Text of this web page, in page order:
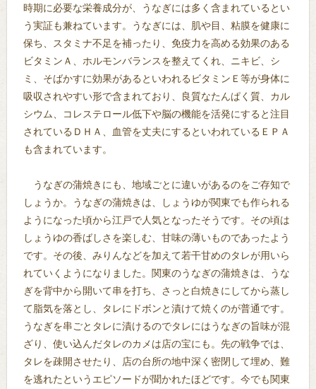
時期に必要な栄養成分が、うなぎには多く含まれているとい
う実証も兼ねています。うなぎには、肌や目、粘膜を健康に
保ち、スタミナ不足を補ったり、免疫力を高める効果のある
ビタミンＡ、ホルモンバランスを整えてくれ、ニキビ、シ
ミ、そばかすに効果があるといわれるビタミンＥ等が身体に
吸収されやすい形で含まれており、良質なたんぱく質、カル
シウム、コレステロール低下や脳の機能を活発にすると注目
されているＤＨＡ、血管を丈夫にするといわれているＥＰＡ
も含まれています。
うなぎの蒲焼きにも、地域ごとに違いがあるのをご存知で
しょうか。うなぎの蒲焼きは、しょうゆが関東でも作られる
ようになった頃から江戸で人気となったそうです。その頃は
しょうゆの香ばしさを楽しむ、甘味の薄いものであったよう
です。その後、みりんなどを加えて若干甘めのタレが用いら
れていくようになりました。関東のうなぎの蒲焼きは、うな
ぎを背中から開いて串を打ち、さっと白焼きにしてから蒸し
て脂気を落とし、タレにドボンと漬けて焼くのが普通です。
うなぎを串ごとタレに漬けるのでタレにはうなぎの旨味が混
ざり、使い込んだタレのカメは店の宝にも。先の戦争では、
タレを疎開させたり、店の台所の地中深く密閉して埋め、難
を逃れたというエピソードが聞かれたほどです。今でも関東